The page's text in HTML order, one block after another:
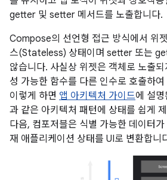
getter 및 setter 메서드를 노출합니다.
Compose의 선언형 접근 방식에서 위
스(Stateless) 상태이며 setter 또는
않습니다. 사실상 위젯은 객체로 노출
성 가능한 함수를 다른 인수로 호출하
이렇게 하면 앱 아키텍처 가이드에 설
과 같은 아키텍처 패턴에 상태를 쉽게
다음, 컴포저블은 식별 가능한 데이터
재 애플리케이션 상태를 UI로 변환합니